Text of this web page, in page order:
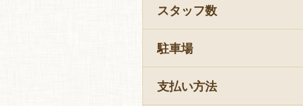
スタッフ数
駐車場
支払い方法